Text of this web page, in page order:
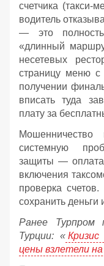
счетчика (такси-
водитель
— это
«длинный
несетевых
страницу меню
получении
вписать туда
плату за
Мошенничество
системную
защиты —
включения
проверка
сохранить
Ранее Турпром
Турции: «
цены взлетели